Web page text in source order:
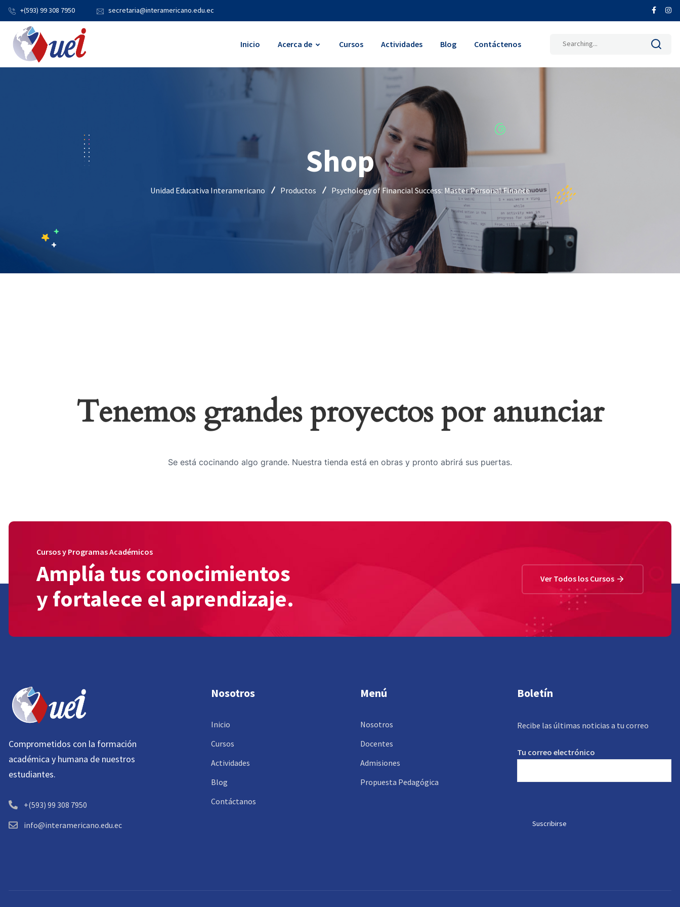
+(593) 99 308 7950 secretaria@interamericano.edu.ec
Inicio Acerca de Cursos Actividades Blog Contáctenos
Search
Shop
Unidad Educativa Interamericano Productos Psychology of Financial Success: Master Personal Finance
Tenemos grandes proyectos por anunciar
Se está cocinando algo grande. Nuestra tienda está en obras y pronto abrirá sus puertas.
Cursos y Programas Académicos
Amplía tus conocimientos
y fortalece el aprendizaje.
Ver Todos los Cursos
Comprometidos con la formación
académica y humana de nuestros
estudiantes.
+(593) 99 308 7950
info@interamericano.edu.ec
Nosotros
Inicio
Cursos
Actividades
Blog
Contáctanos
Menú
Nosotros
Docentes
Admisiones
Propuesta Pedagógica
Boletín
Recibe las últimas noticias a tu correo
Tu correo electrónico